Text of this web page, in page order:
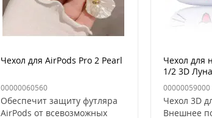
Чехол для AirPods Pro 2 Pearl
00000060560
Обеспечит защиту футляра
AirPods от всевозможных
Чехол для
1/2 3D Луна
00000059000
Чехол 3D
Внешнее